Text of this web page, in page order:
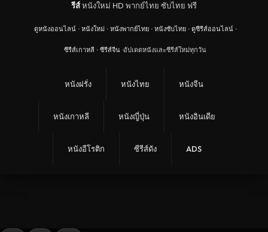
ดูหนังฝรั่งแคนนาดา Canada
หนังรักโรแมนติก
อาชญากรรม
ดูหนังเพลง Music
ดูหนังกีฬา Sport
ดูหนังยุโรปเยอรมัน Germany
รีส์หนังใหม่ HD พากย์ไทย ซับไทย ฟรี
ดูหนังออนไลน์ · หนังใหม่ · หนังพากย์ไทย · หนังซับไทย · ดูซีรีส์ออนไลน์ ·
ซีรีส์เกาหลี · ซีรีส์จีน ·อัปเดตหนังและซีรีส์ใหม่ทุกวัน
หนังฝรั่ง หนังไทย หนังจีน
หนังเกาหลี หนังญี่ปุ่น หนังอินเดีย
หนังอีโรติก ซีรีส์ดัง ADS